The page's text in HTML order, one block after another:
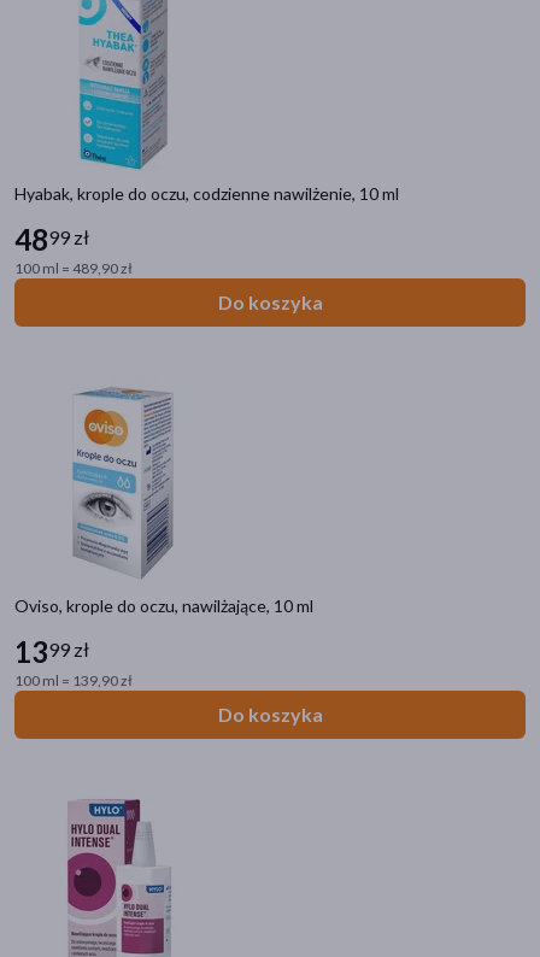
Hyabak, krople do oczu, codzienne nawilżenie, 10 ml
4899 zł
100 ml = 489,90 zł
Do koszyka
Oviso, krople do oczu, nawilżające, 10 ml
1399 zł
100 ml = 139,90 zł
Do koszyka